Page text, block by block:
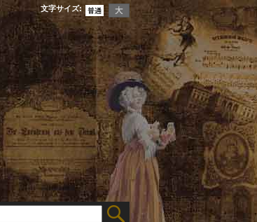
文字サイズ: